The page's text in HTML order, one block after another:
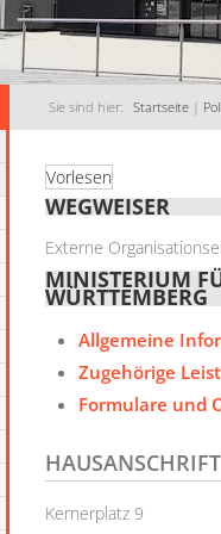
Sie sind hier: Startseite |
Vorlesen
WEGWEISER
Externe
MINISTERIUM
WÜRTTEMBERG
Allgemeine
Zugehörige
Formulare und
HAUSANSCHRIFT
Kernerplatz 9